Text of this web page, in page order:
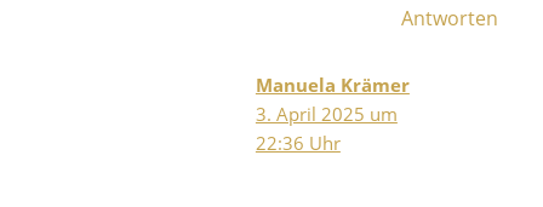
Antworten
Manuela Krämer
3. April 2025 um
22:36 Uhr